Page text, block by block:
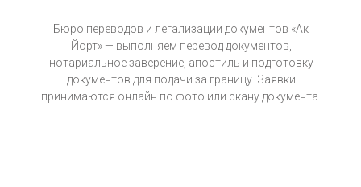
Бюро переводов и легализации документов «Ак
Йорт» — выполняем перевод документов,
нотариальное заверение, апостиль и подготовку
документов для подачи за границу. Заявки
принимаются онлайн по фото или скану документа.